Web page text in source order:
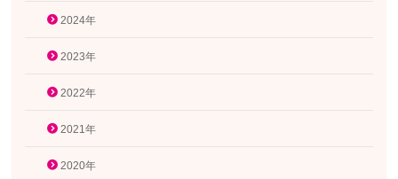
2024年
2023年
2022年
2021年
2020年